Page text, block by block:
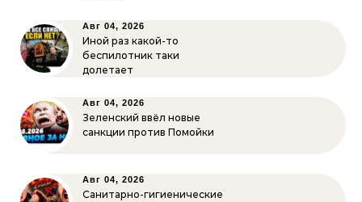
Авг 04, 2026
Иной раз какой-то
беспилотник таки
долетает
Авг 04, 2026
Зеленский ввёл новые
санкции против Помойки
Авг 04, 2026
Санитарно-гигиенические